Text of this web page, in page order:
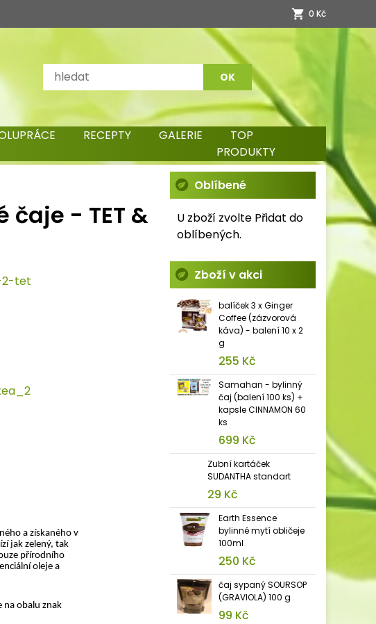
0 Kč
RECEPTY GALERIE
TOP
PRODUKTY
čaje - TET &
a získaného v
jak zelený, tak
přírodního
oleje a
na obalu znak
Oblíbené
U zboží zvolte Přidat do
oblíbených.
Zboží v akci
balíček 3 x Ginger
Coffee (zázvorová
káva) - balení 10 x 2
g
255 Kč
Samahan - bylinný
čaj (balení 100 ks) +
kapsle CINNAMON 60
ks
699 Kč
Zubní kartáček
SUDANTHA standart
29 Kč
Earth Essence
bylinné mytí obličeje
100ml
250 Kč
čaj sypaný SOURSOP
(GRAVIOLA) 100 g
99 Kč